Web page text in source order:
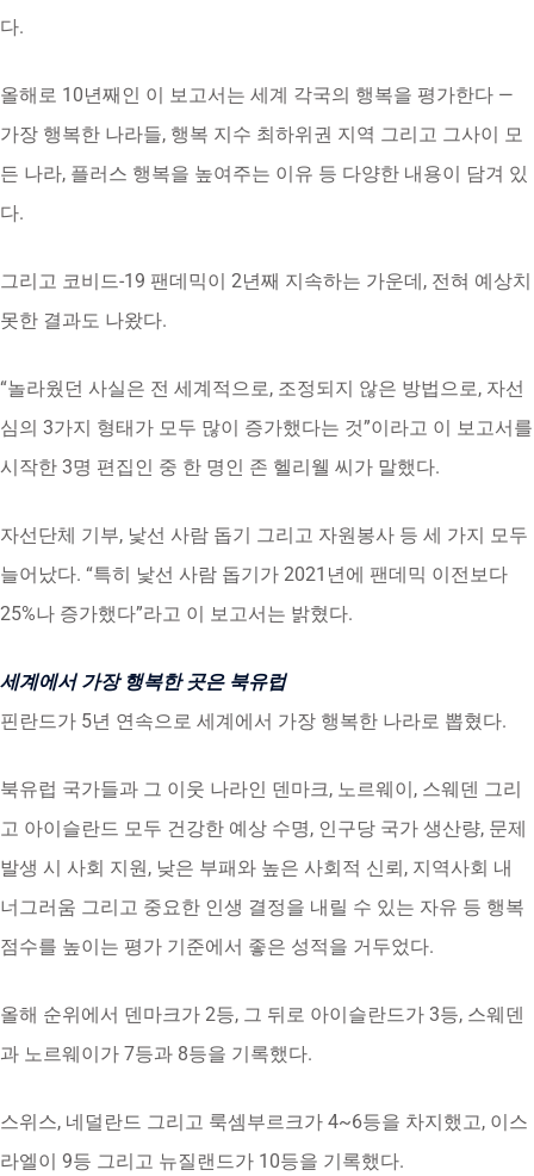
다.
올해로 10년째인 이 보고서는 세계 각국의 행복을 평가한다 —
가장 행복한 나라들, 행복 지수 최하위권 지역 그리고 그사이 모
든 나라, 플러스 행복을 높여주는 이유 등 다양한 내용이 담겨 있
다.
그리고 코비드-19 팬데믹이 2년째 지속하는 가운데, 전혀 예상치
못한 결과도 나왔다.
“놀라웠던 사실은 전 세계적으로, 조정되지 않은 방법으로, 자선
심의 3가지 형태가 모두 많이 증가했다는 것”이라고 이 보고서를
시작한 3명 편집인 중 한 명인 존 헬리웰 씨가 말했다.
자선단체 기부, 낯선 사람 돕기 그리고 자원봉사 등 세 가지 모두
늘어났다. “특히 낯선 사람 돕기가 2021년에 팬데믹 이전보다
25%나 증가했다”라고 이 보고서는 밝혔다.
세계에서 가장 행복한 곳은 북유럽
핀란드가 5년 연속으로 세계에서 가장 행복한 나라로 뽑혔다.
북유럽 국가들과 그 이웃 나라인 덴마크, 노르웨이, 스웨덴 그리
고 아이슬란드 모두 건강한 예상 수명, 인구당 국가 생산량, 문제
발생 시 사회 지원, 낮은 부패와 높은 사회적 신뢰, 지역사회 내
너그러움 그리고 중요한 인생 결정을 내릴 수 있는 자유 등 행복
점수를 높이는 평가 기준에서 좋은 성적을 거두었다.
올해 순위에서 덴마크가 2등, 그 뒤로 아이슬란드가 3등, 스웨덴
과 노르웨이가 7등과 8등을 기록했다.
스위스, 네덜란드 그리고 룩셈부르크가 4~6등을 차지했고, 이스
라엘이 9등 그리고 뉴질랜드가 10등을 기록했다.